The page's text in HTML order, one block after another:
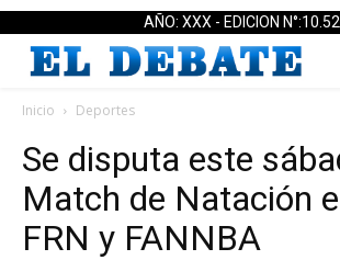
AÑO: XXX - EDICION
Inicio Deportes
Se disputa este
Match de Natación
FRN y FANNBA